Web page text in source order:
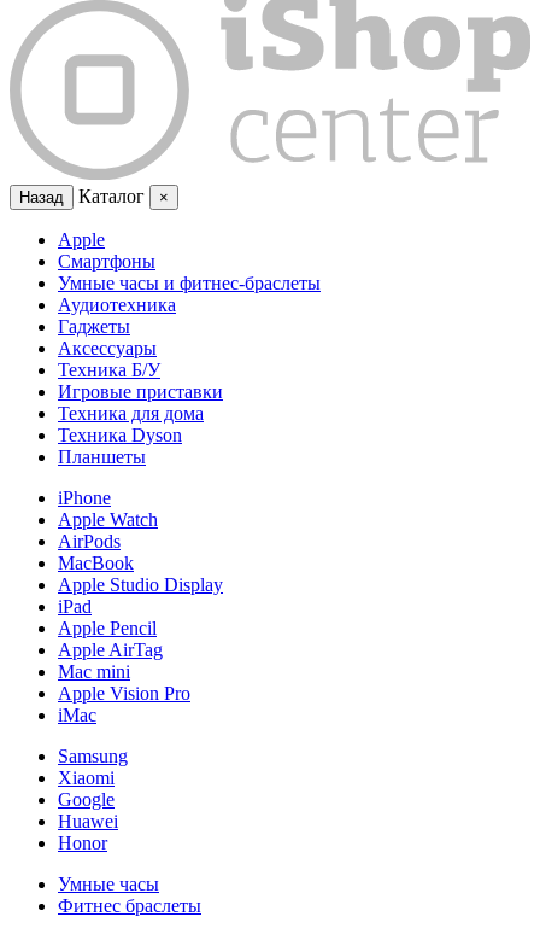
Назад Каталог ×
Apple
Смартфоны
Умные часы и фитнес-браслеты
Аудиотехника
Гаджеты
Аксессуары
Техника Б/У
Игровые приставки
Техника для дома
Техника Dyson
Планшеты
iPhone
Apple Watch
AirPods
MacBook
Apple Studio Display
iPad
Apple Pencil
Apple AirTag
Mac mini
Apple Vision Pro
iMac
Samsung
Xiaomi
Google
Huawei
Honor
Умные часы
Фитнес браслеты